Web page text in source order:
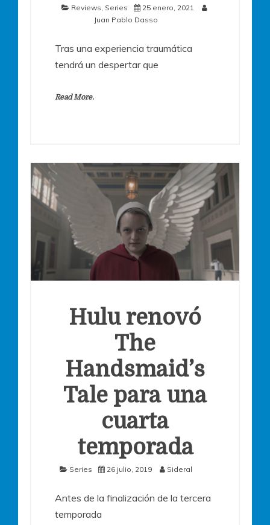
Reviews, Series
25 enero, 2021
Juan Pablo Dasso
Tras una experiencia traumática
tendrá un despertar que
Read More.
Hulu renovó
The
Handsmaid’s
Tale para una
cuarta
temporada
Series 26 julio, 2019 Sideral
Antes de la finalización de la tercera
temporada